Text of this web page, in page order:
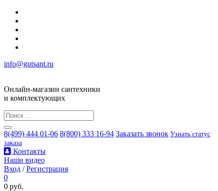
info@gutsant.ru
Онлайн-магазин сантехники
и комплектующих
8(499) 444 01-06 8(800) 333 16-94 Заказать звонок Узнать статус
заказа
Контакты
Наши видео
Вход /Регистрация
0
0 руб.